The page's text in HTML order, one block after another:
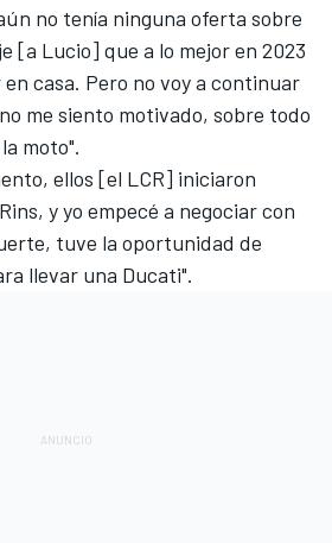
no tenía ninguna oferta sobre
[a Lucio] que a lo mejor en 2023
casa. Pero no voy a continuar
me siento motivado, sobre todo
moto".
ellos [el LCR] iniciaron
y yo empecé a negociar con
tuve la oportunidad de
llevar una Ducati".